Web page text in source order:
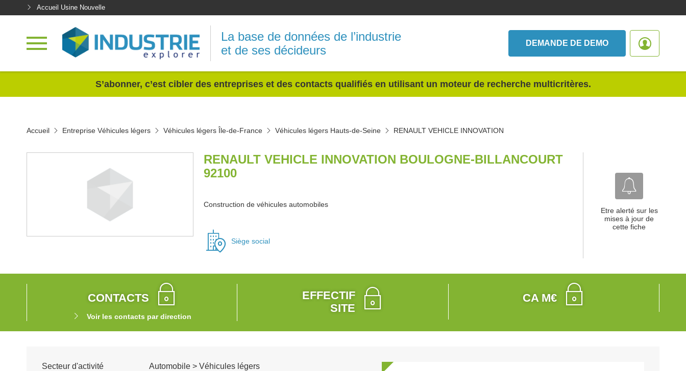
Accueil Usine Nouvelle
La base de données de l’industrie
et de ses décideurs
DEMANDE DE DEMO
S’abonner, c’est cibler des entreprises et des contacts qualifiés en utilisant un moteur de recherche multicritères.
Accueil Entreprise Véhicules légers Véhicules légers Île-de-France Véhicules légers Hauts-de-Seine RENAULT VEHICLE INNOVATION
RENAULT VEHICLE INNOVATION BOULOGNE-BILLANCOURT
92100
Construction de véhicules automobiles
Siège social
Etre alerté sur les
mises à jour de
cette fiche
CONTACTS
Voir les contacts par direction
EFFECTIF
SITE
CA M€
Secteur d'activité Automobile > Véhicules légers